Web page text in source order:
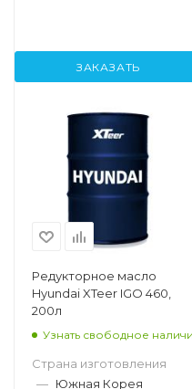
ЗАКАЗАТЬ
Редукторное масло
Hyundai XTeer IGO 460,
200л
Узнать свободное
Страна изготовления
— Южная Корея